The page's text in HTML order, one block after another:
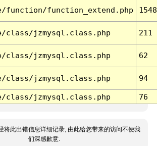
function/function_extend.php 1548
class/jzmysql.class.php 211
class/jzmysql.class.php 62
class/jzmysql.class.php 94
class/jzmysql.class.php 76
将此出错信息详细记录, 由此给您带来的访问不便我
们深感歉意.